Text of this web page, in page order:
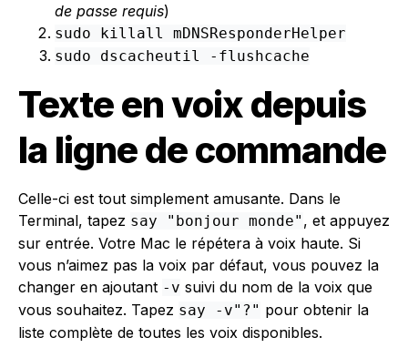
de passe requis)
sudo killall mDNSResponderHelper
sudo dscacheutil -flushcache
Texte en voix depuis
la ligne de commande
Celle-ci est tout simplement amusante. Dans le
Terminal, tapez say "bonjour monde" , et appuyez
sur entrée. Votre Mac le répétera à voix haute. Si
vous n’aimez pas la voix par défaut, vous pouvez la
changer en ajoutant -v suivi du nom de la voix que
vous souhaitez. Tapez say -v"?" pour obtenir la
liste complète de toutes les voix disponibles.